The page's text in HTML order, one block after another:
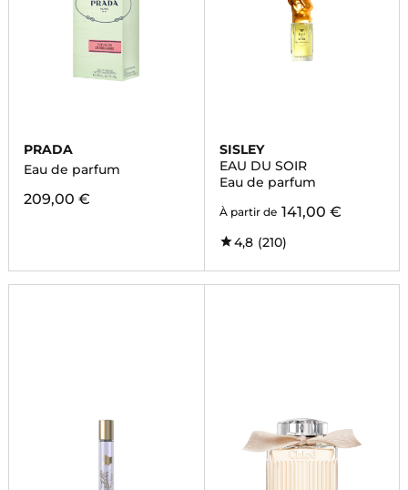
PRADA
Eau de parfum
209,00 €
SISLEY
EAU DU SOIR
Eau de parfum
À partir de 141,00 €
4,8 (210)